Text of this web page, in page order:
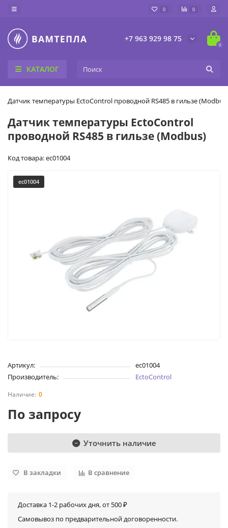
0 0
+7 963 929 98 75
0
КАТАЛОГ
Датчик температуры EctoControl проводной RS485 в гильзе (Modbus)
Датчик температуры EctoControl
проводной RS485 в гильзе (Modbus)
Код товара: ec01004
ec01004
Артикул:
ec01004
Производитель:
EctoControl
0
По запросу
Уточнить наличие
В закладки В сравнение
Доставка 1-2 рабочих дня, от 500 ₽
Самовывоз по предварительной договоренности.